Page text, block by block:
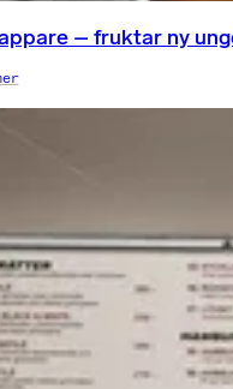
– fruktar ny